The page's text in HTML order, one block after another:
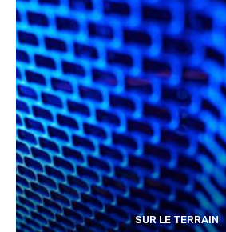
SUR LE TERRAIN